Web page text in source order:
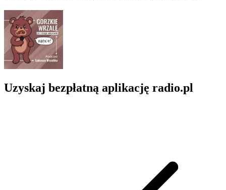
Uzyskaj bezpłatną aplikację radio.pl